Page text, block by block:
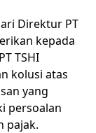
Direktur PT
kepada
TSHI
kolusi atas
yang
persoalan
pajak.